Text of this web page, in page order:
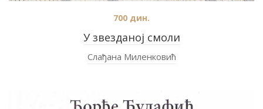
У звезданој смоли
700 дин.
Слађана Миленковић